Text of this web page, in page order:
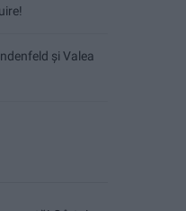
și Valea